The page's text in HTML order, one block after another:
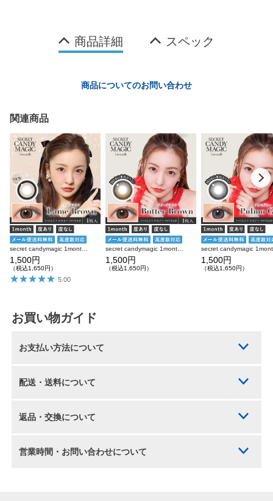
商品詳細 スペック
商品についてのお問い合わせ
関連商品
secret candymagic 1month ラメブラウン 度あり 度なし 1枚入り×2箱 計2枚 シークレットキャンディーマジック カラコン
1,500円
（税込1,650円）
5.00
secret candymagic 1month バターブラウン 度あり 度なし 1枚入り×2箱 計2枚 シークレットキャンディーマジック カラコン
1,500円
（税込1,650円）
1,500円
（税込1,650円）
お買い物ガイド
お支払い方法について
配送・送料について
返品・交換について
営業時間・お問い合わせについて